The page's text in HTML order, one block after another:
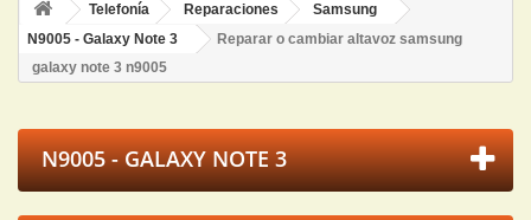
Telefonía Reparaciones
Samsung
N9005 - Galaxy Note 3
Reparar o cambiar altavoz samsung
galaxy note 3 n9005
N9005 - GALAXY NOTE 3